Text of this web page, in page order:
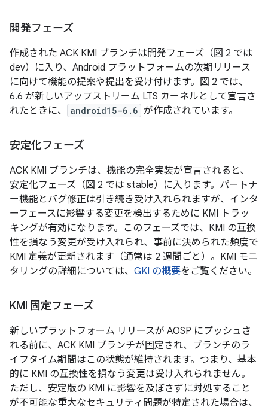
開発フェーズ
作成された ACK KMI ブランチは開発フェーズ （図 2 では
dev）に入り、Android プラットフォームの次期リリース
に向けて機能の提案や提出を受け付けます。図 2 では、
6.6 が新しいアップストリーム LTS カーネルとして宣言さ
れたときに、
android15-6.6 が作成されています。
安定化フェーズ
ACK KMI ブランチは、機能の完全実装が宣言されると、
安定化フェーズ （図 2 では stable）に入ります。パートナ
ー機能とバグ修正は引き続き受け入れられますが、インタ
ーフェースに影響する変更を検出するために KMI トラッ
キングが有効になります。このフェーズでは、KMI の互換
性を損なう変更が受け入れられ、事前に決められた頻度で
KMI 定義が更新されます（通常は 2 週間ごと）。KMI モニ
タリングの詳細については、 GKI の概要をご覧ください。
KMI 固定フェーズ
新しいプラットフォーム リリースが AOSP にプッシュさ
れる前に、ACK KMI ブランチが固定され、ブランチのラ
イフタイム期間はこの状態が維持されます。つまり、基本
的に KMI の互換性を損なう変更は受け入れられません。
ただし、安定版の KMI に影響を及ぼさずに対処すること
が不可能な重大なセキュリティ問題が特定された場合は、